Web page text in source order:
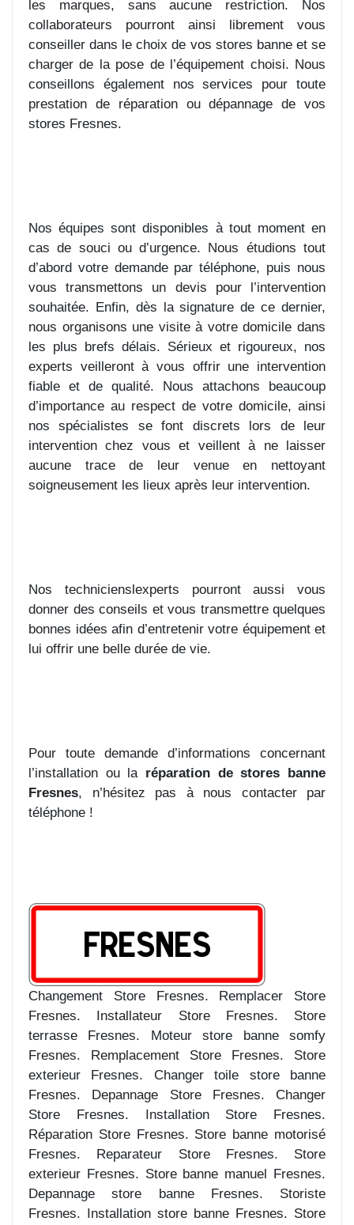
les marques, sans aucune restriction. Nos
collaborateurs pourront ainsi librement vous
conseiller dans le choix de vos stores banne et se
charger de la pose de l’équipement choisi. Nous
conseillons également nos services pour toute
prestation de réparation ou dépannage de vos
stores Fresnes.
Nos équipes sont disponibles à tout moment en
cas de souci ou d’urgence. Nous étudions tout
d’abord votre demande par téléphone, puis nous
vous transmettons un devis pour l’intervention
souhaitée. Enfin, dès la signature de ce dernier,
nous organisons une visite à votre domicile dans
les plus brefs délais. Sérieux et rigoureux, nos
experts veilleront à vous offrir une intervention
fiable et de qualité. Nous attachons beaucoup
d’importance au respect de votre domicile, ainsi
nos spécialistes se font discrets lors de leur
intervention chez vous et veillent à ne laisser
aucune trace de leur venue en nettoyant
soigneusement les lieux après leur intervention.
Nos technicienslexperts pourront aussi vous
donner des conseils et vous transmettre quelques
bonnes idées afin d’entretenir votre équipement et
lui offrir une belle durée de vie.
Pour toute demande d’informations concernant
l’installation ou la réparation de stores banne
Fresnes, n’hésitez pas à nous contacter par
téléphone !
Changement Store Fresnes. Remplacer Store
Fresnes. Installateur Store Fresnes. Store
terrasse Fresnes. Moteur store banne somfy
Fresnes. Remplacement Store Fresnes. Store
exterieur Fresnes. Changer toile store banne
Fresnes. Depannage Store Fresnes. Changer
Store Fresnes. Installation Store Fresnes.
Réparation Store Fresnes. Store banne motorisé
Fresnes. Reparateur Store Fresnes. Store
exterieur Fresnes. Store banne manuel Fresnes.
Depannage store banne Fresnes. Storiste
Fresnes. Installation store banne Fresnes. Store